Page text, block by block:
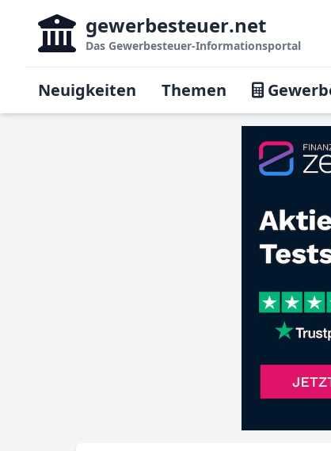
gewerbesteuer.net
Das Gewerbesteuer-Informationsportal
Neuigkeiten Themen